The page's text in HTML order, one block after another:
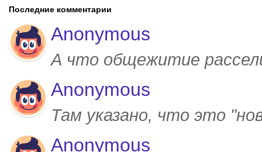
Последние комментарии
Anonymous
А что общежитие
Anonymous
Там указано, что это
Anonymous